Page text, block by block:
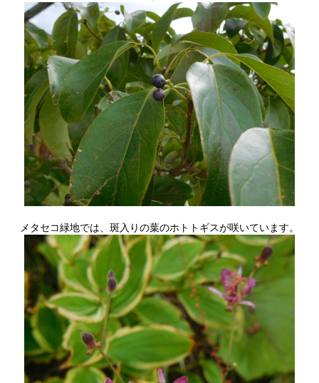
メタセコ緑地では、斑入りの葉のホトトギスが咲いています。